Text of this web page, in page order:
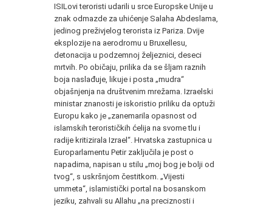
ISILovi teroristi udarili u srce Europske Unije u
znak odmazde za uhićenje Salaha Abdeslama,
jedinog preživjelog terorista iz Pariza. Dvije
eksplozije na aerodromu u Bruxellesu,
detonacija u podzemnoj željeznici, deseci
mrtvih. Po običaju, prilika da se šljam raznih
boja naslađuje, likuje i posta „mudra“
objašnjenja na društvenim mrežama. Izraelski
ministar znanosti je iskoristio priliku da optuži
Europu kako je „zanemarila opasnost od
islamskih terorističkih ćelija na svome tlu i
radije kritizirala Izrael“. Hrvatska zastupnica u
Europarlamentu Petir zaključila je post o
napadima, napisan u stilu „moj bog je bolji od
tvog“, s uskršnjom čestitkom. „Vijesti
ummeta“, islamistički portal na bosanskom
jeziku, zahvali su Allahu „na preciznosti i